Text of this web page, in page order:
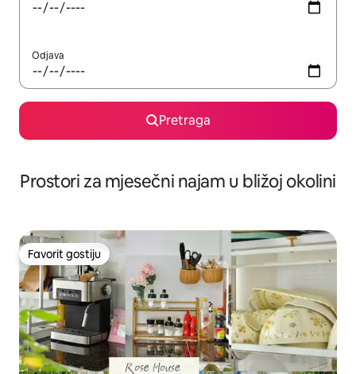
Odjava
Pretraga
Prostori za mjesečni najam u bližoj okolini
Favorit gostiju
Favorit gostiju